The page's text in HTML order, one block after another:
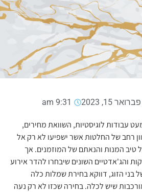
פברואר 15, 2023 9:31 am
עבודות לוגיסטיות, השוואת מחירים,
רחב של החלטות אשר ישפיעו לא רק אל
טיב המנות והנאתם של המוזמנים. אך
והג'אדטיים השונים שיבחרו להדר אירוע
בני הזוג, דווקא בחירת שמלות כלה
שיש לכלה. בחירה שכזו לא רק נעה